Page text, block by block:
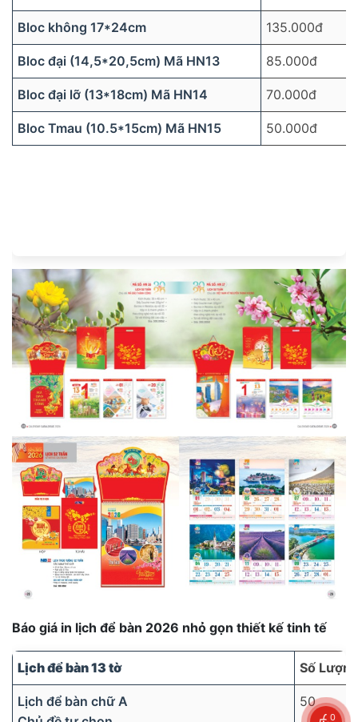
Bloc không 17*24cm 135.000đ
Bloc đại (14,5*20,5cm) Mã HN13 85.000đ
Bloc đại lỡ (13*18cm) Mã HN14 70.000đ
Bloc Tmau (10.5*15cm) Mã HN15 50.000đ
Báo giá in lịch để bàn 2026 nhỏ gọn thiết kế tinh tế
Lịch để bàn 13 tờ Số Lượng
Lịch để bàn chữ A
50
0